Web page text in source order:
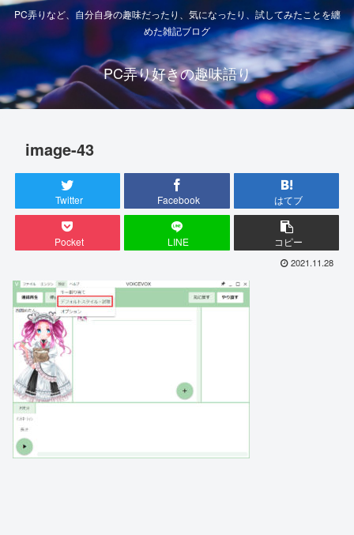
PC弄りなど、自分自身の趣味だったり、気になったり、試してみたことを纏
めた雑記ブログ
PC弄り好きの趣味語り
image-43
Twitter Facebook はてブ
Pocket LINE コピー
2021.11.28